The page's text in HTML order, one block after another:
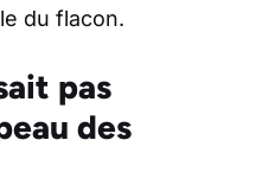
du flacon.
pas
des